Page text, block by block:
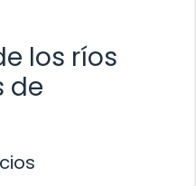
los ríos
de